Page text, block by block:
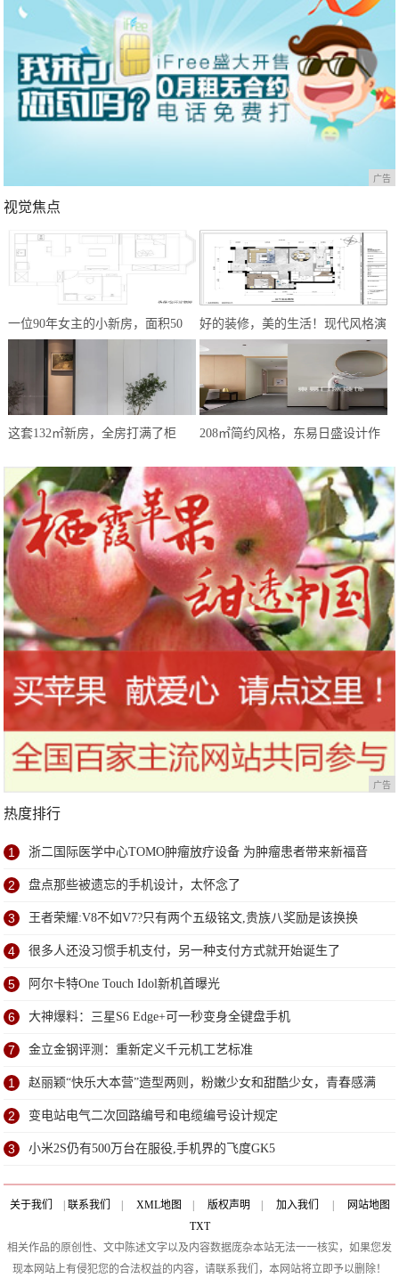
广告
视觉焦点
一位90年女主的小新房，面积50
㎡，简约式风格，让我越看越爱
好的装修，美的生活！现代风格演
绎，心之所向方为家
这套132㎡新房，全房打满了柜
松
208㎡简约风格，东易日盛设计作
广告
热度排行
1 浙二国际医学中心TOMO肿瘤放疗设备 为肿瘤患者带来新福音
2 盘点那些被遗忘的手机设计，太怀念了
3 王者荣耀:V8不如V7?只有两个五级铭文,贵族八奖励是该换换
4 很多人还没习惯手机支付，另一种支付方式就开始诞生了
5 阿尔卡特One Touch Idol新机首曝光
6 大神爆料：三星S6 Edge+可一秒变身全键盘手机
7 金立金钢评测：重新定义千元机工艺标准
1 赵丽颖“快乐大本营”造型两则，粉嫩少女和甜酷少女，青春感满
格
2 变电站电气二次回路编号和电缆编号设计规定
3 小米2S仍有500万台在服役,手机界的飞度GK5
关于我们 | 联系我们 | XML地图 | 版权声明 | 加入我们 |
网站地图
TXT
相关作品的原创性、文中陈述文字以及内容数据庞杂本站无法一一核实，如果您发
现本网站上有侵犯您的合法权益的内容，请联系我们，本网站将立即予以删除！